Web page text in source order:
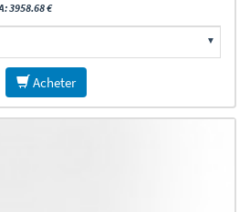
3958.68 €
Acheter